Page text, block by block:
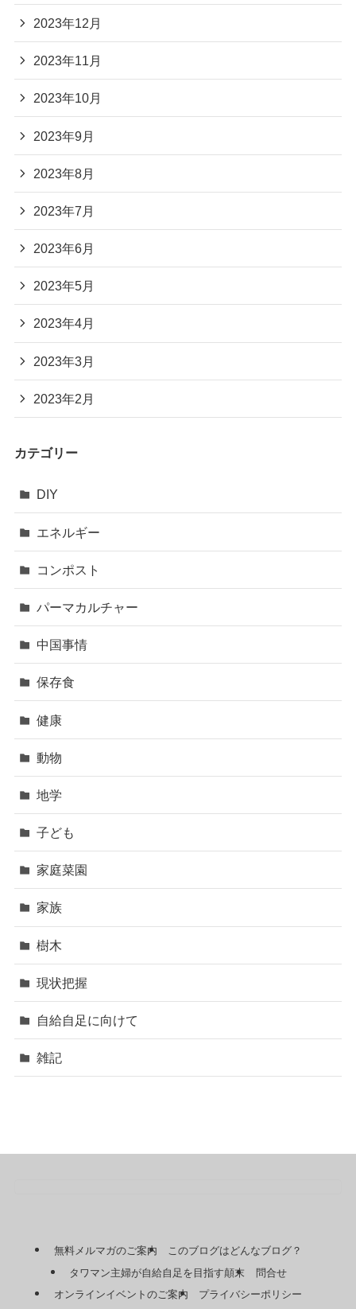
2023年12月
2023年11月
2023年10月
2023年9月
2023年8月
2023年7月
2023年6月
2023年5月
2023年4月
2023年3月
2023年2月
カテゴリー
DIY
エネルギー
コンポスト
パーマカルチャー
中国事情
保存食
健康
動物
地学
子ども
家庭菜園
家族
樹木
現状把握
自給自足に向けて
雑記
無料メルマガのご案内
このブログはどんなブログ？
タワマン主婦が自給自足を目指す顛末
問合せ
オンラインイベントのご案内
プライバシーポリシー